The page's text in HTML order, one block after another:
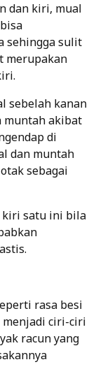
dan kiri, mual
sehingga sulit
merupakan
sebelah kanan
muntah akibat
di
dan muntah
sebagai
kiri satu ini bila
rasa besi
menjadi ciri-ciri
racun yang